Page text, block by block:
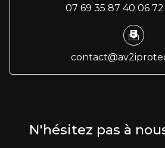
07 69 35 87 40 06 72
N'hésitez pas à